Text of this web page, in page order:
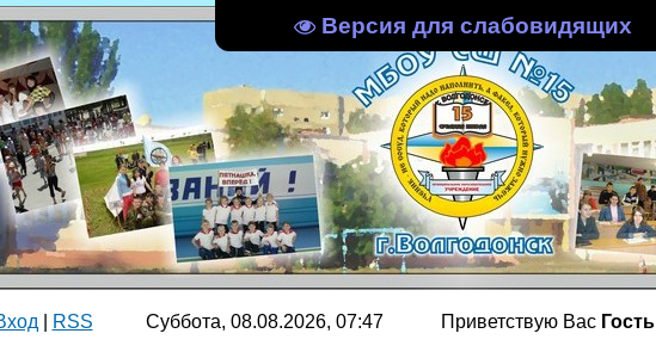
Версия для слабовидящих
RSS Суббота, 08.08.2026, 07:47 Приветствую Вас Гость